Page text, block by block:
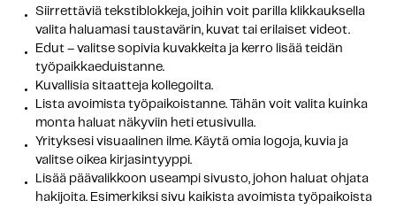
Siirrettäviä tekstiblokkeja, joihin voit parilla klikkauksella
valita haluamasi taustavärin, kuvat tai erilaiset videot.
Edut – valitse sopivia kuvakkeita ja kerro lisää teidän
työpaikkaeduistanne.
Kuvallisia sitaatteja kollegoilta.
Lista avoimista työpaikoistanne. Tähän voit valita kuinka
monta haluat näkyviin heti etusivulla.
Yrityksesi visuaalinen ilme. Käytä omia logoja, kuvia ja
valitse oikea kirjasintyyppi.
Lisää päävalikkoon useampi sivusto, johon haluat ohjata
hakijoita. Esimerkiksi sivu kaikista avoimista työpaikoista